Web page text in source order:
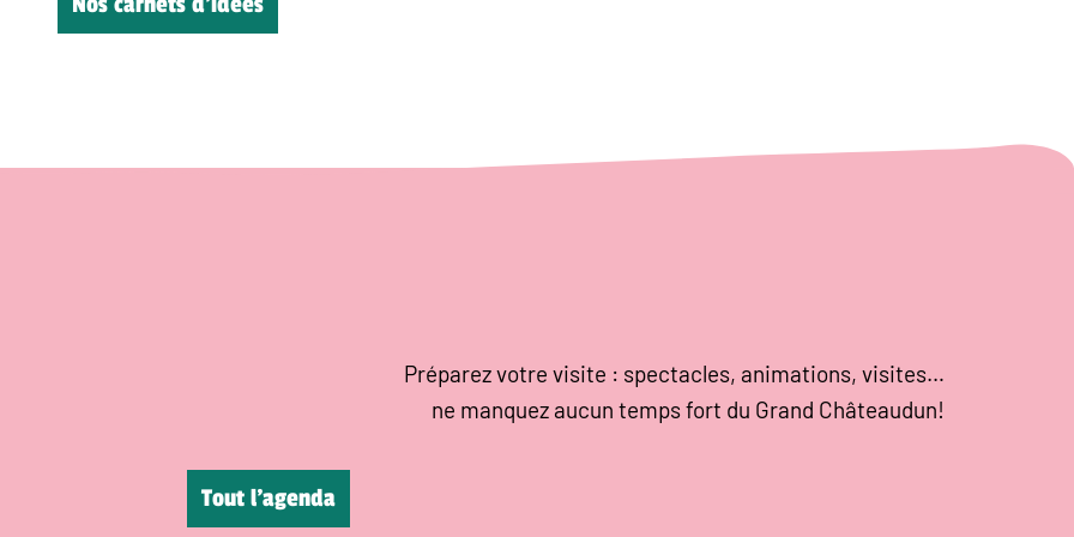
Préparez votre visite : spectacles, animations, visites…
ne manquez aucun temps fort du Grand Châteaudun!
Tout l’agenda